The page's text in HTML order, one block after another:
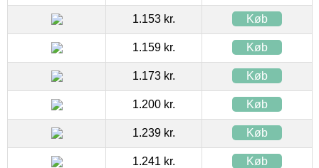
1.153 kr. Køb
1.159 kr. Køb
1.173 kr. Køb
1.200 kr. Køb
1.239 kr. Køb
1.241 kr. Køb